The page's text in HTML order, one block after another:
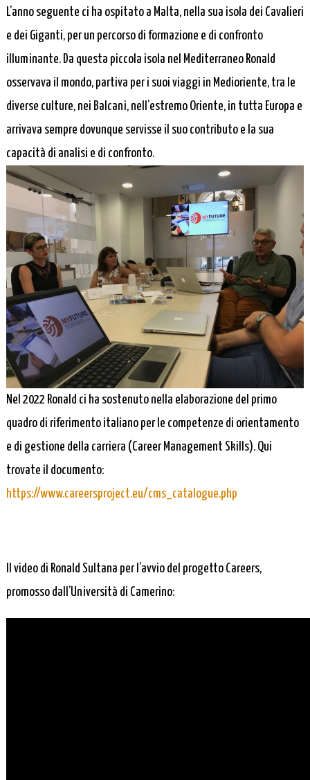
L’anno seguente ci ha ospitato a Malta, nella sua isola dei Cavalieri
e dei Giganti, per un percorso di formazione e di confronto
illuminante. Da questa piccola isola nel Mediterraneo Ronald
osservava il mondo, partiva per i suoi viaggi in Medioriente, tra le
diverse culture, nei Balcani, nell’estremo Oriente, in tutta Europa e
arrivava sempre dovunque servisse il suo contributo e la sua
capacità di analisi e di confronto.
Nel 2022 Ronald ci ha sostenuto nella elaborazione del primo
quadro di riferimento italiano per le competenze di orientamento
e di gestione della carriera (Career Management Skills). Qui
trovate il documento:
https://www.careersproject.eu/cms_catalogue.php
Il video di Ronald Sultana per l’avvio del progetto Careers,
promosso dall’Università di Camerino: